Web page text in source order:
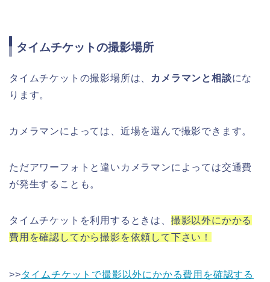
タイムチケットの撮影場所
タイムチケットの撮影場所は、 カメラマンと相談にな
ります。
カメラマンによっては、近場を選んで撮影できます。
ただアワーフォトと違いカメラマンによっては交通費
が発生することも。
タイムチケットを利用するときは、 撮影以外にかかる
費用を確認してから撮影を依頼して下さい！
>>タイムチケットで撮影以外にかかる費用を確認する